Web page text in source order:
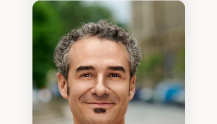
Économie circulaire
Modèles d’affaires durables
Histoire des faits économiques
Gestion durable des ressources naturelles
Écologie industrielle
Aménagement durable du territoire
Développement régional
Coopératives
Télétravail en milieu rural francophone
Transition socio-écologique